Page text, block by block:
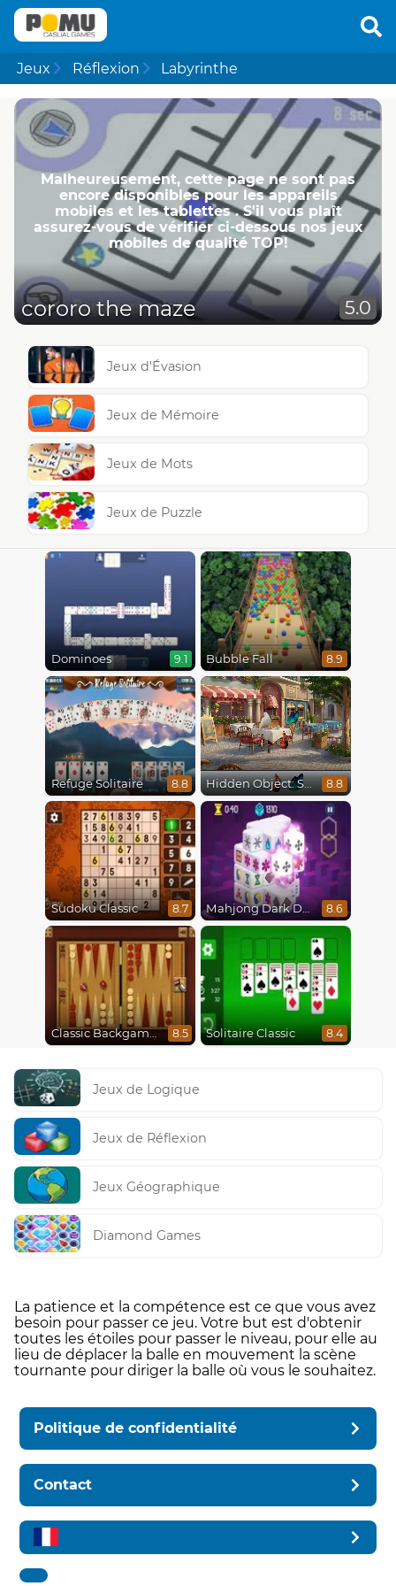
Jeux Réflexion Labyrinthe
Malheureusement, cette page ne ​​sont pas
encore disponibles pour les appareils
mobiles et les tablettes . S'il vous plaît
assurez-vous de vérifier ci-dessous nos jeux
mobiles de qualité TOP!
cororo the maze 5.0
Jeux d'Évasion
Jeux de Mémoire
Jeux de Mots
Jeux de Puzzle
Dominoes 9.1 Bubble Fall 8.9
Refuge Solitaire 8.8 Hidden Object: Street Of Secrets 8.8
Sudoku Classic 8.7 Mahjong Dark Dimensions 8.6
Classic Backgammon 8.5 Solitaire Classic 8.4
Jeux de Logique
Jeux de Réflexion
Jeux Géographique
Diamond Games
La patience et la compétence est ce que vous avez
besoin pour passer ce jeu. Votre but est d'obtenir
toutes les étoiles pour passer le niveau, pour elle au
lieu de déplacer la balle en mouvement la scène
tournante pour diriger la balle où vous le souhaitez.
Politique de confidentialité
Contact